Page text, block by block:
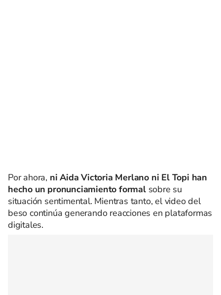
Por ahora, ni Aida Victoria Merlano ni El Topi han
hecho un pronunciamiento formalsobre su
situación sentimental. Mientras tanto, el video del
beso continúa generando reacciones en plataformas
digitales.